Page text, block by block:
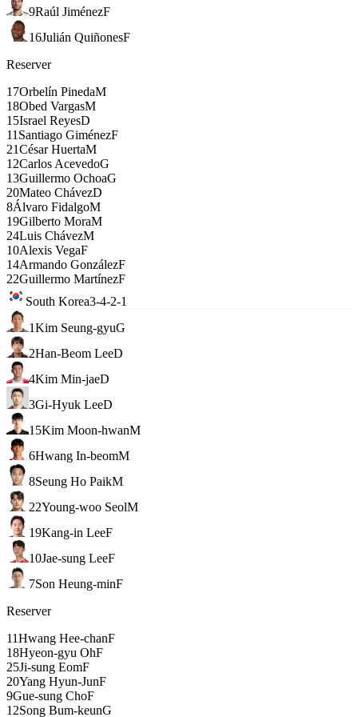
9Raúl JiménezF
16Julián QuiñonesF
Reserver
17Orbelín PinedaM
18Obed VargasM
15Israel ReyesD
11 Santiago GiménezF
21César HuertaM
12Carlos AcevedoG
13Guillermo OchoaG
20Mateo ChávezD
8Álvaro FidalgoM
19Gilberto MoraM
24Luis ChávezM
10Alexis VegaF
14Armando GonzálezF
22Guillermo MartínezF
South Korea3-4-2-1
1Kim Seung-gyuG
2Han-Beom LeeD
4Kim Min-jaeD
3Gi-Hyuk LeeD
15Kim Moon-hwanM
6Hwang In-beomM
8Seung Ho PaikM
22Young-woo SeolM
19Kang-in LeeF
10Jae-sung LeeF
7Son Heung-minF
Reserver
11Hwang Hee-chanF
18Hyeon-gyu OhF
25Ji-sung EomF
20Yang Hyun-JunF
9Gue-sung ChoF
12Song Bum-keunG